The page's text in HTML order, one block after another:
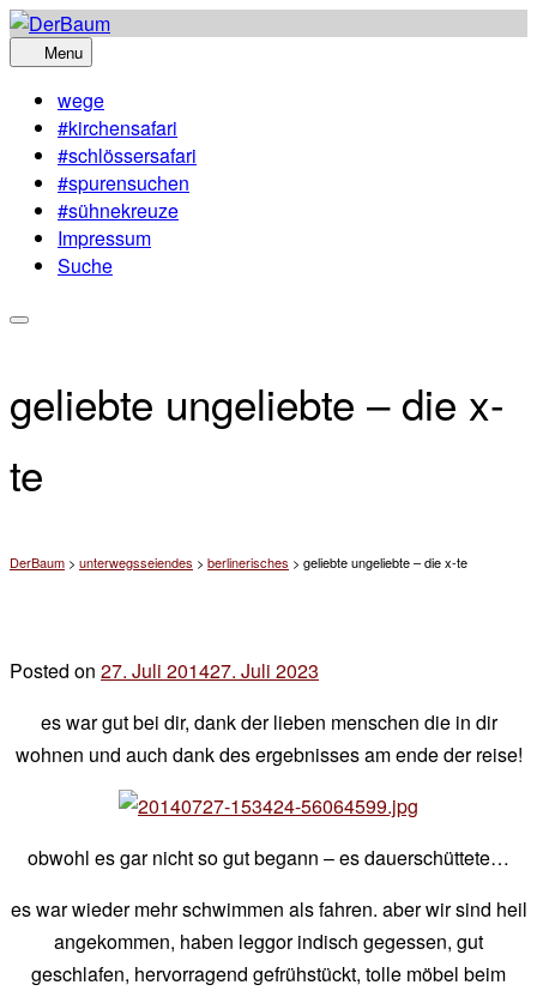
Skip
to
Menu
wege
#kirchensafari
#schlössersafari
#spurensuchen
#sühnekreuze
Impressum
Suche
geliebte ungeliebte – die x-
te
DerBaum > unterwegsseiendes > berlinerisches > geliebte ungeliebte – die x-te
Posted on 27. Juli 201427. Juli 2023
chef
es war gut bei dir, dank der lieben menschen die in dir
wohnen und auch dank des ergebnisses am ende der reise!
obwohl es gar nicht so gut begann – es dauerschüttete…
es war wieder mehr schwimmen als fahren. aber wir sind heil
angekommen, haben leggor indisch gegessen, gut
geschlafen, hervorragend gefrühstückt, tolle möbel beim